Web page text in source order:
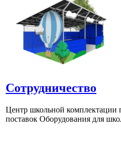
Сотрудничество
Центр школьной комплектации
поставок Оборудования для